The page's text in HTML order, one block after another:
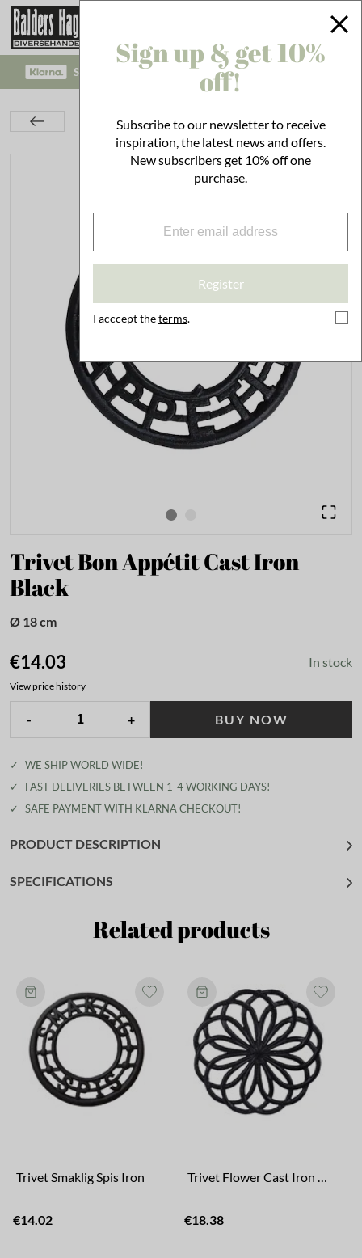
SAFE PAYMENT WITH KLARNA CHECKOUT!
Trivet Bon Appétit Cast Iron Black
Trivet Bon Appétit Cast Iron
Black
Ø 18 cm
€14.03 In stock
View price history
- + BUY NOW
✓
WE SHIP WORLD WIDE!
✓
FAST DELIVERIES BETWEEN 1-4 WORKING DAYS!
✓
SAFE PAYMENT WITH KLARNA CHECKOUT!
PRODUCT DESCRIPTION
SPECIFICATIONS
Related products
Trivet Smaklig Spis Iron
€14.02
Trivet Flower Cast Iron Black
€18.38
Sign up & get 10%
off!
Subscribe to our newsletter to receive
inspiration, the latest news and offers.
New subscribers get 10% off one
purchase.
Register
I acccept theterms.